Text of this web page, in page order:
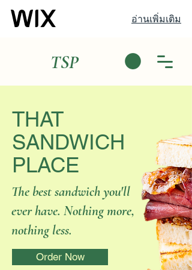
อ่านเพิ่มเติม